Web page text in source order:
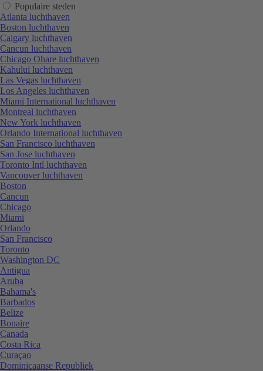
Populaire steden
Atlanta luchthaven
Boston luchthaven
Calgary luchthaven
Cancun luchthaven
Chicago Ohare luchthaven
Kahului luchthaven
Las Vegas luchthaven
Los Angeles luchthaven
Miami International luchthaven
Montreal luchthaven
New York luchthaven
Orlando International luchthaven
San Francisco luchthaven
San Jose luchthaven
Toronto Intl luchthaven
Vancouver luchthaven
Boston
Cancun
Chicago
Miami
Orlando
San Francisco
Toronto
Washington DC
Antigua
Aruba
Bahama's
Barbados
Belize
Bonaire
Canada
Costa Rica
Curaçao
Dominicaanse Republiek